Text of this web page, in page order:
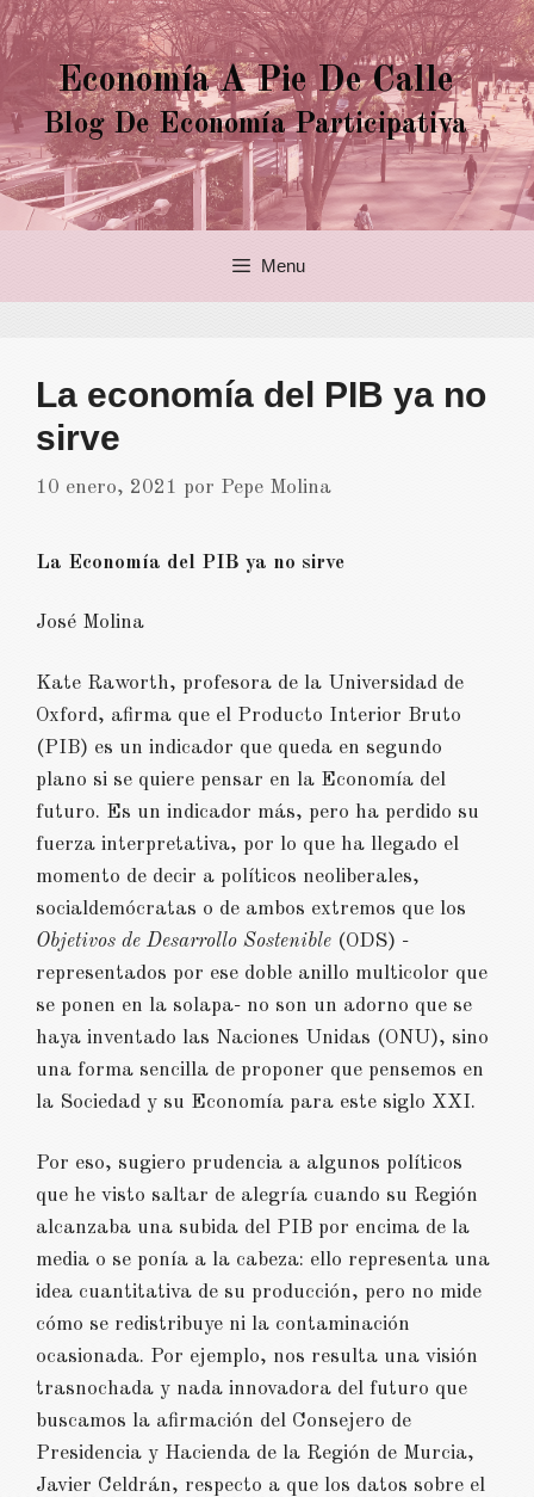
Saltar
al
contenidoEconomía A Pie De Calle
Blog De Economía Participativa
Menu
La economía del PIB ya no
sirve
10 enero, 2021 por Pepe Molina
La Economía del PIB ya no sirve
José Molina
Kate Raworth, profesora de la Universidad de
Oxford, afirma que el Producto Interior Bruto
(PIB) es un indicador que queda en segundo
plano si se quiere pensar en la Economía del
futuro. Es un indicador más, pero ha perdido su
fuerza interpretativa, por lo que ha llegado el
momento de decir a políticos neoliberales,
socialdemócratas o de ambos extremos que los
Objetivos de Desarrollo Sostenible (ODS) -
representados por ese doble anillo multicolor que
se ponen en la solapa- no son un adorno que se
haya inventado las Naciones Unidas (ONU), sino
una forma sencilla de proponer que pensemos en
la Sociedad y su Economía para este siglo XXI.
Por eso, sugiero prudencia a algunos políticos
que he visto saltar de alegría cuando su Región
alcanzaba una subida del PIB por encima de la
media o se ponía a la cabeza: ello representa una
idea cuantitativa de su producción, pero no mide
cómo se redistribuye ni la contaminación
ocasionada. Por ejemplo, nos resulta una visión
trasnochada y nada innovadora del futuro que
buscamos la afirmación del Consejero de
Presidencia y Hacienda de la Región de Murcia,
Javier Celdrán, respecto a que los datos sobre el